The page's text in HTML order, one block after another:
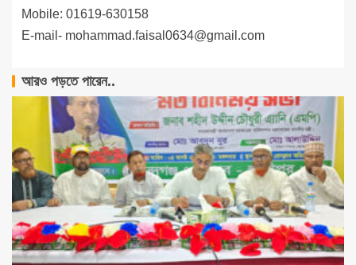
Mobile: 01619-630158
E-mail- mohammad.faisal0634@gmail.com
আরও পড়তে পারেন..